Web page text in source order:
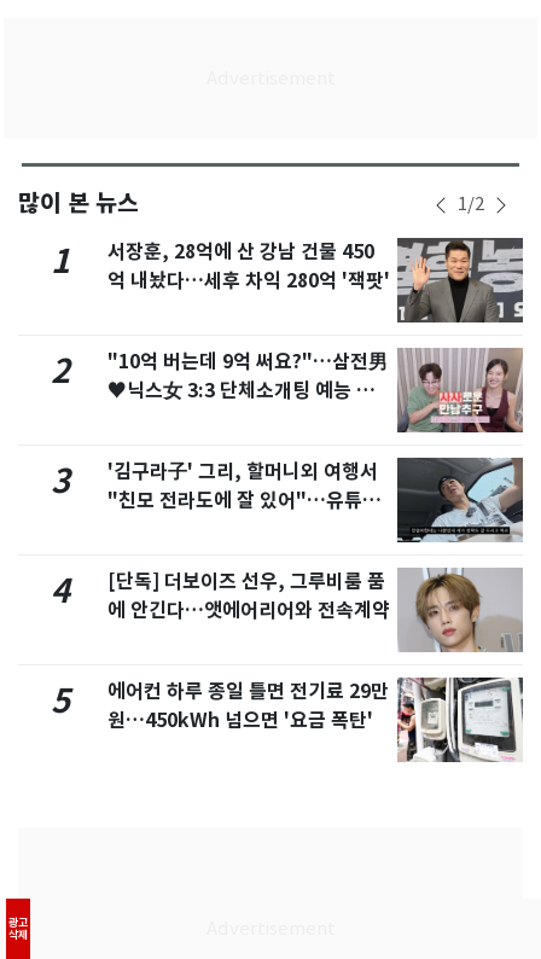
많이 본 뉴스 1/2
1
서장훈, 28억에 산 강남 건물 450
억 내놨다…세후 차익 280억 '잭팟'
2
"10억 버는데 9억 써요?"…삼전男
♥닉스女 3:3 단체소개팅 예능 화
3
'김구라子' 그리, 할머니외 여행서
"친모 전라도에 잘 있어"…유튜브
4
[단독] 더보이즈 선우, 그루비룸 품
에 안긴다…앳에어리어와 전속계약
5
에어컨 하루 종일 틀면 전기료 29만
원…450kWh 넘으면 '요금 폭탄'
광고
삭제